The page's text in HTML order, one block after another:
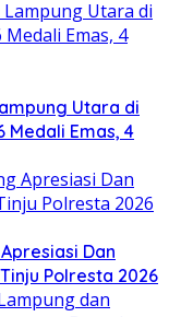
Utara di
Medali Emas, 4
Dan
Polresta 2026